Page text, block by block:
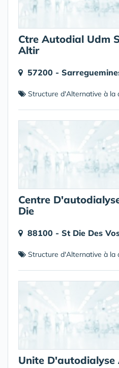
Ctre Autodial Udm
Altir
57200 -
Structure d'Alternative à la
Centre
Die
88100 - St Die Des
Structure d'Alternative à la
Unite D'autodialyse